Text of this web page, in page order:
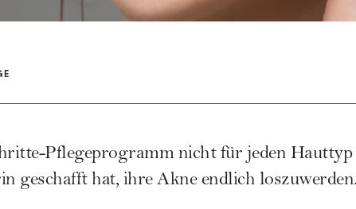
Pflegeprogramm nicht für jeden Hauttyp
geschafft hat, ihre Akne endlich loszuwerden.